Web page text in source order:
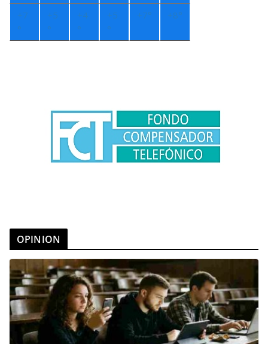
+7
°
+5
°
+4
°
+5
°
+7° +8°
OPINION